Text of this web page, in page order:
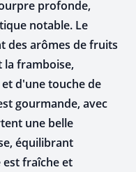
profonde,
notable. Le
des arômes de fruits
la framboise,
d'une touche de
gourmande, avec
une belle
équilibrant
est fraîche et